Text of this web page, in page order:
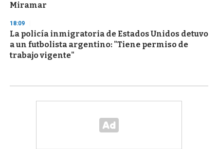
Miramar
18:09
La policía inmigratoria de Estados Unidos detuvo
a un futbolista argentino: "Tiene permiso de
trabajo vigente"